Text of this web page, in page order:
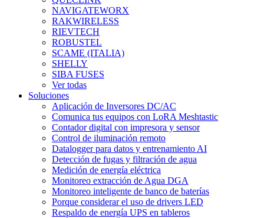
NAVIGATEWORX
RAKWIRELESS
RIEVTECH
ROBUSTEL
SCAME (ITALIA)
SHELLY
SIBA FUSES
Ver todas
Soluciones
Aplicación de Inversores DC/AC
Comunica tus equipos con LoRA Meshtastic
Contador digital con impresora y sensor
Control de iluminación remoto
Datalogger para datos y entrenamiento AI
Detección de fugas y filtración de agua
Medición de energía eléctrica
Monitoreo extracción de Agua DGA
Monitoreo inteligente de banco de baterías
Porque considerar el uso de drivers LED
Respaldo de energía UPS en tableros